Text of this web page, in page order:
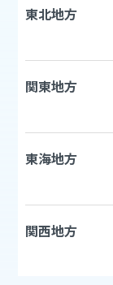
東北地方
関東地方
東海地方
関西地方